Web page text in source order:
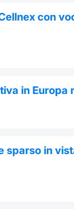
con
in
sparso in